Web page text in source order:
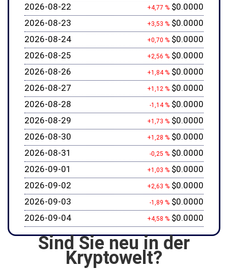
2026-08-22
+4,77 % $0.0000
2026-08-23
+3,53 % $0.0000
2026-08-24
+0,70 % $0.0000
2026-08-25
+2,56 % $0.0000
2026-08-26
+1,84 % $0.0000
2026-08-27
+1,12 % $0.0000
2026-08-28
-1,14 % $0.0000
2026-08-29
+1,73 % $0.0000
2026-08-30
+1,28 % $0.0000
2026-08-31
-0,25 % $0.0000
2026-09-01
+1,03 % $0.0000
2026-09-02
+2,63 % $0.0000
2026-09-03
-1,89 % $0.0000
2026-09-04
+4,58 % $0.0000
Sind Sie neu in der
Kryptowelt?